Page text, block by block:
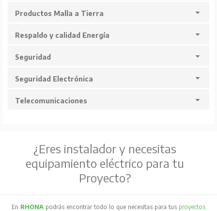
Productos Malla a Tierra
Respaldo y calidad Energía
Seguridad
Seguridad Electrónica
Telecomunicaciones
¿Eres instalador y necesitas
equipamiento eléctrico para tu
Proyecto?
En RHONA podrás encontrar todo lo que necesitas para tus proyectos